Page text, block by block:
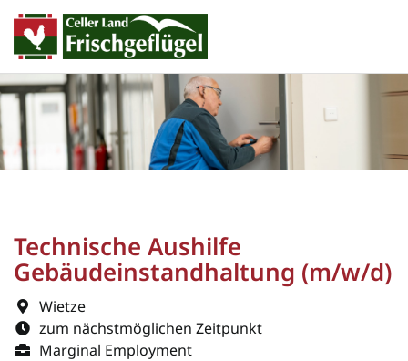
Technische Aushilfe
Gebäudeinstandhaltung (m/w/d)
Wietze
zum nächstmöglichen Zeitpunkt
Marginal Employment